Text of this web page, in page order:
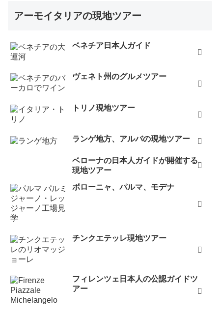
アーモイタリアの現地ツアー
ベネチア日本人ガイド
ヴェネト州のグルメツアー
トリノ現地ツアー
ランゲ地方、アルバの現地ツアー
ベローナの日本人ガイドが開催する
現地ツアー
ボローニャ、パルマ、モデナ
チンクエテッレ現地ツアー
フィレンツェ日本人の公認ガイドツ
アー